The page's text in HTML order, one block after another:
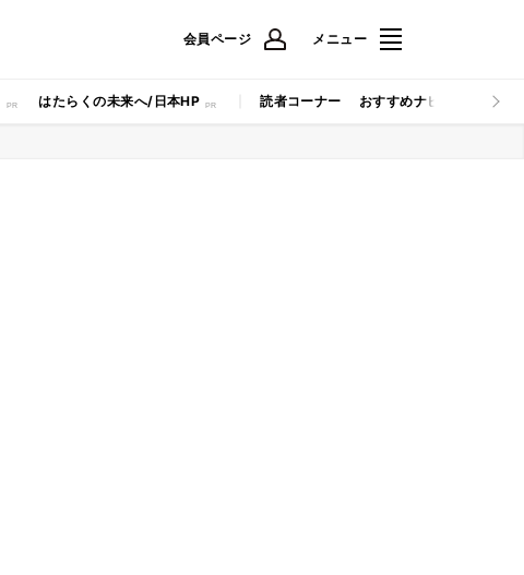
会員ページ メニュー
はたらくの未来へ/日本HP 読者コーナー おすすめナビ マイナビ